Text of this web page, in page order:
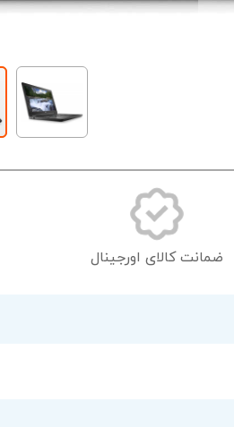
ضمانت کالای اورجینال